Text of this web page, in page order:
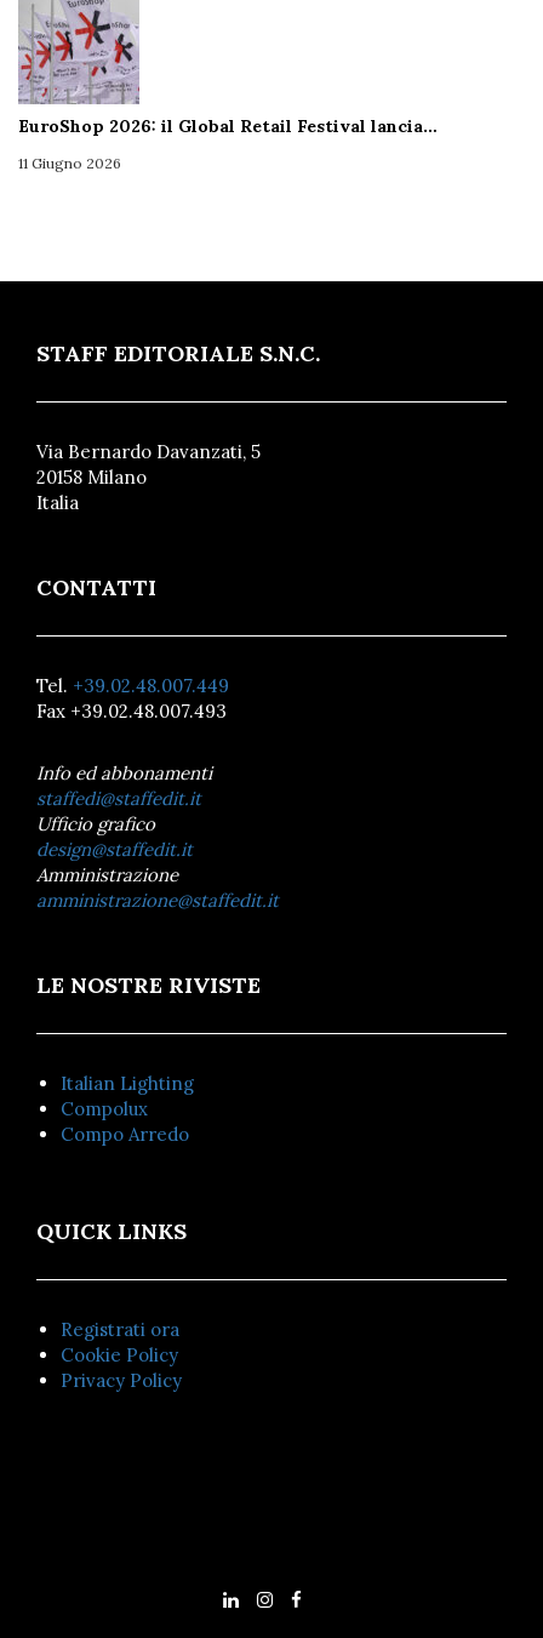
EuroShop 2026: il Global Retail Festival lancia…
11 Giugno 2026
STAFF EDITORIALE S.N.C.
Via Bernardo Davanzati, 5
20158 Milano
Italia
CONTATTI
Tel. +39.02.48.007.449
Fax +39.02.48.007.493
Info ed abbonamenti
staffedi@staffedit.it
Ufficio grafico
design@staffedit.it
Amministrazione
amministrazione@staffedit.it
LE NOSTRE RIVISTE
Italian Lighting
Compolux
Compo Arredo
QUICK LINKS
Registrati ora
Cookie Policy
Privacy Policy